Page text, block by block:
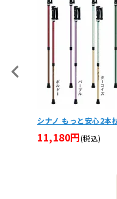
シナノ 強度の高いし
ート リハビリ
11,280円